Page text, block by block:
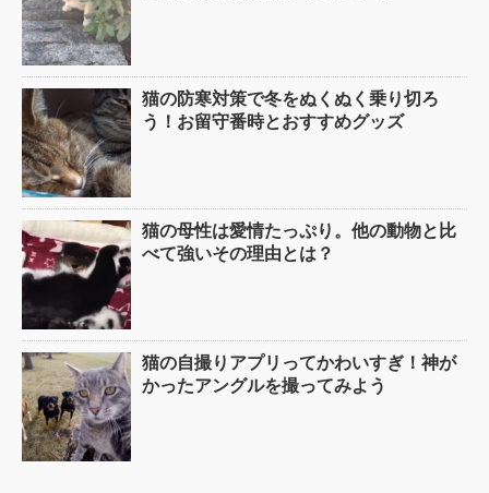
猫の防寒対策で冬をぬくぬく乗り切ろ
う！お留守番時とおすすめグッズ
猫の母性は愛情たっぷり。他の動物と比
べて強いその理由とは？
猫の自撮りアプリってかわいすぎ！神が
かったアングルを撮ってみよう